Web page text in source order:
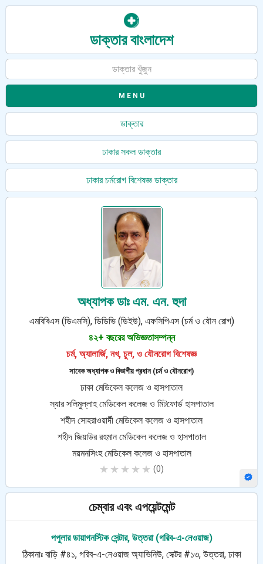
ডাক্তার বাংলাদেশ
ডাক্তার খুঁজুন
ডাক্তার
ঢাকার সকল ডাক্তার
ঢাকার চর্মরোগ বিশেষজ্ঞ ডাক্তার
অধ্যাপক ডাঃ এম. এন. হুদা
এমবিবিএস (ডিএমসি), ডিডিভি (ডিইউ), এফসিপিএস (চর্ম ও যৌন রোগ)
৪২+ বছরের অভিজ্ঞতাসম্পন্ন
চর্ম, অ্যালার্জি, নখ, চুল, ও যৌনরোগ বিশেষজ্ঞ
সাবেক অধ্যাপক ও বিভাগীয় প্রধান (চর্ম ও যৌনরোগ)
ঢাকা মেডিকেল কলেজ ও হাসপাতাল
স্যার সলিমুল্লাহ মেডিকেল কলেজ ও মিটফোর্ড হাসপাতাল
শহীদ সোহরাওয়ার্দী মেডিকেল কলেজ ও হাসপাতাল
শহীদ জিয়াউর রহমান মেডিকেল কলেজ ও হাসপাতাল
ময়মনসিংহ মেডিকেল কলেজ ও হাসপাতাল
★★★★★ (0)
চেম্বার এবং এপয়েন্টমেন্ট
পপুলার ডায়াগনস্টিক সেন্টার, উত্তরা (গরিব-এ-নেওয়াজ)
ঠিকানাঃ বাড়ি #৪১, গরিব-এ-নেওয়াজ অ্যাভিনিউ, সেক্টর #১৩, উত্তরা, ঢাকা